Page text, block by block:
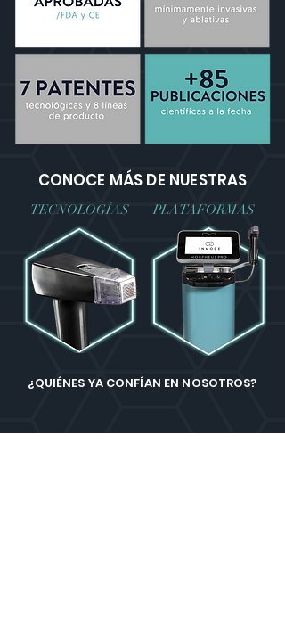
CONOCE MÁS DE NUESTRAS
TECNOLOGÍAS PLATAFORMAS
¿QUIÉNES YA CONFÍAN EN NOSOTROS?